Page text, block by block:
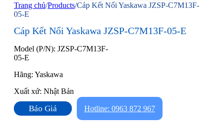
Trang chủ/Products/Cáp Kết Nối Yaskawa JZSP-C7M13F-
05-E
Cáp Kết Nối Yaskawa JZSP-C7M13F-05-E
Model (P/N): JZSP-C7M13F-
05-E
Hãng: Yaskawa
Xuất xứ: Nhật Bản
Báo Giá Hotline: 0963 872 967